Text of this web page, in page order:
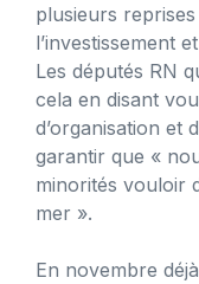
plusieurs
l’investissement
Les députés RN
cela en disant
d’organisation et
garantir que «
minorités vouloir
mer ».
En novembre